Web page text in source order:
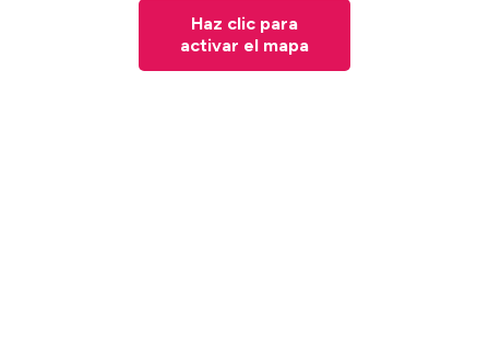
Haz clic para
activar el mapa